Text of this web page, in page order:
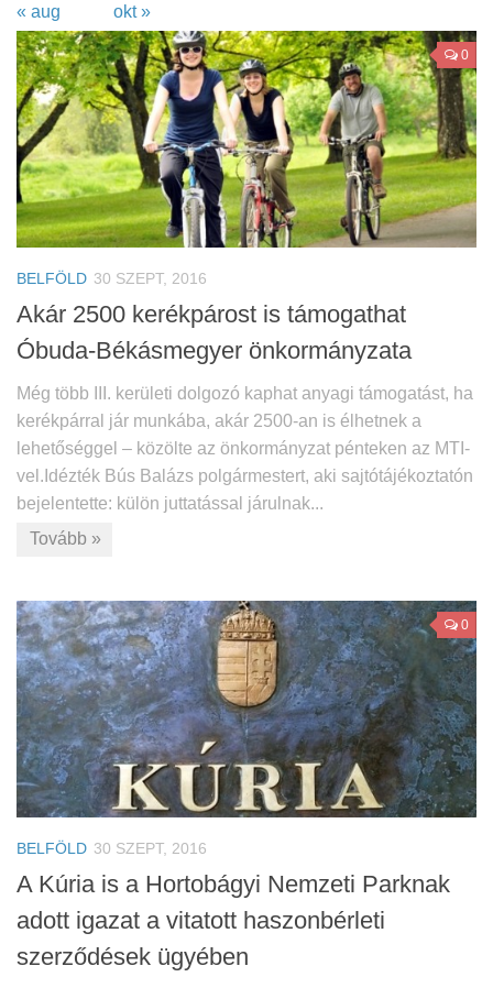
« aug okt »
0
BELFÖLD 30 SZEPT, 2016
Akár 2500 kerékpárost is támogathat
Óbuda-Békásmegyer önkormányzata
Még több III. kerületi dolgozó kaphat anyagi támogatást, ha
kerékpárral jár munkába, akár 2500-an is élhetnek a
lehetőséggel – közölte az önkormányzat pénteken az MTI-
vel.Idézték Bús Balázs polgármestert, aki sajtótájékoztatón
bejelentette: külön juttatással járulnak...
Tovább »
0
BELFÖLD 30 SZEPT, 2016
A Kúria is a Hortobágyi Nemzeti Parknak
adott igazat a vitatott haszonbérleti
szerződések ügyében